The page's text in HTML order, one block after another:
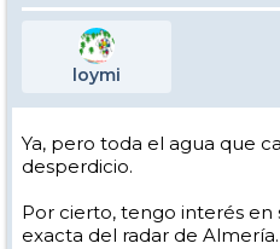
loymi
Ya, pero toda el agua que
desperdicio.
Por cierto, tengo interés en
exacta del radar de